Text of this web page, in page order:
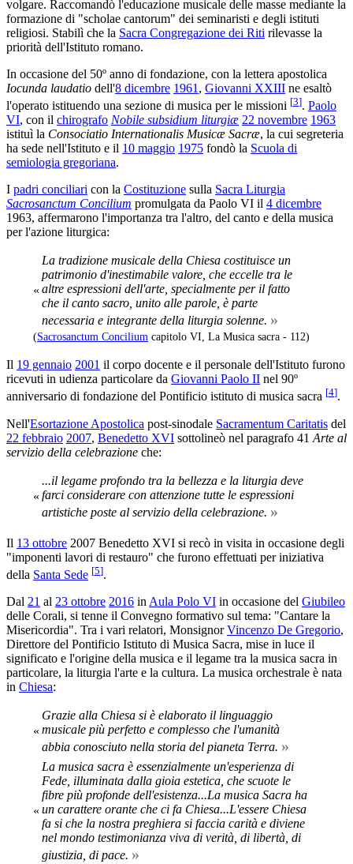
volgare. Raccomandò l'educazione musicale delle masse mediante la
formazione di "scholae cantorum" dei seminaristi e degli istituti
religiosi. Stabilì che la Sacra Congregazione dei Riti rilevasse la
priorità dell'Istituto romano.
In occasione del 50º anno di fondazione, con la lettera apostolica
Iocunda laudatio dell'8 dicembre 1961 , Giovanni XXIII ne esaltò
l'operato istituendo una sezione di musica per le missioni [3]. Paolo
VI, con il chirografo Nobile subsidium liturgiæ 22 novembre 1963
istituì la Consociatio Internationalis Musicæ Sacræ, la cui segreteria
ha sede nell'Istituto e il 10 maggio 1975 fondò la Scuola di
semiologia gregoriana.
I padri conciliari con la Costituzione sulla Sacra Liturgia
Sacrosanctum Concilium promulgata da Paolo VI il 4 dicembre
1963, affermarono l'importanza tra l'altro, del canto e della musica
per l'azione liturgica:
«
La tradizione musicale della Chiesa costituisce un
patrimonio d'inestimabile valore, che eccelle tra le
altre espressioni dell'arte, specialmente per il fatto
che il canto sacro, unito alle parole, è parte
necessaria e integrante della liturgia solenne. »
(Sacrosanctum Concilium capitolo VI, La Musica sacra - 112)
Il 19 gennaio 2001 il corpo docente e il personale dell'Istituto furono
ricevuti in udienza particolare da Giovanni Paolo II nel 90º
anniversario di fondazione del Pontificio istituto di musica sacra [4].
Nell'Esortazione Apostolica post-sinodale Sacramentum Caritatis del
22 febbraio 2007, Benedetto XVI sottolineò nel paragrafo 41 Arte al
servizio della celebrazione che:
«
...il legame profondo tra la bellezza e la liturgia deve
farci considerare con attenzione tutte le espressioni
artistiche poste al servizio della celebrazione. »
Il 13 ottobre 2007 Benedetto XVI si recò in visita in occasione degli
"imponenti lavori di restauro" che furono effettuati per iniziativa
della Santa Sede [5].
Dal 21 al 23 ottobre 2016 in Aula Polo VI in occasione del Giubileo
delle Corali, si tenne il Convegno formativo sul tema: "Cantare la
Misericordia". Tra i vari relatori, MonsignorVincenzo De Gregorio,
Direttore del Pontificio Istituto di Musica Sacra, mise in luce il
significato e l'origine della musica e il legame tra la musica sacra in
particolare, la liturgia l'arte e la cultura. La musica orchestrale è nata
in Chiesa:
«
Grazie alla Chiesa si è elaborato il linguaggio
musicale più perfetto e complesso che l'umanità
abbia conosciuto nella storia del pianeta Terra. »
«
La musica sacra è essenzialmente un'esperienza di
Fede, illuminata dalla gioia estetica, che scuote le
fibre più profonde dell'esistenza...La musica Sacra ha
un carattere orante che ci fa Chiesa...L'essere Chiesa
fa si che la nostra preghiera si faccia carità e diviene
nel mondo testimonianza viva di verità, di libertà, di
giustizia, di pace. »